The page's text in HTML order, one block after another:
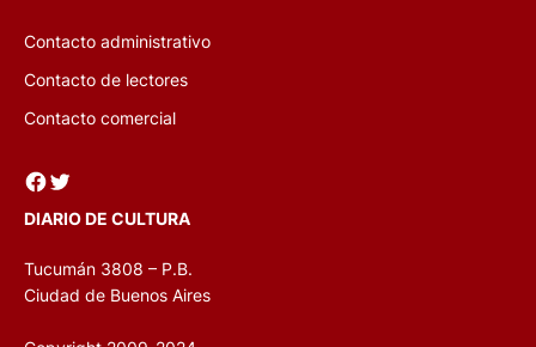
Contacto administrativo
Contacto de lectores
Contacto comercial
Facebook Twitter
DIARIO DE CULTURA
Tucumán 3808 – P.B.
Ciudad de Buenos Aires